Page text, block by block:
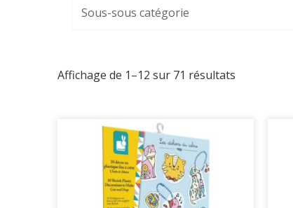
Affichage de 1–12 sur 71 résultats